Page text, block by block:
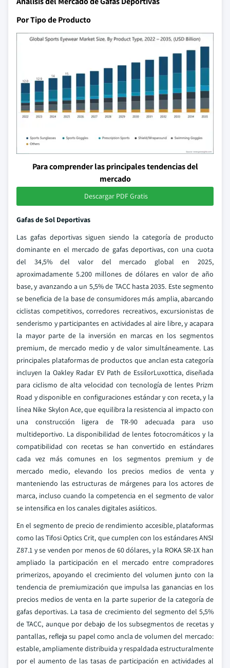
Por Tipo de Producto
Para comprender las principales tendencias del
mercado
Descargar PDF Gratis
Gafas de Sol Deportivas
Las gafas deportivas siguen siendo la categoría de producto
dominante en el mercado de gafas deportivas, con una cuota
del 34,5% del valor del mercado global en 2025,
aproximadamente 5.200 millones de dólares en valor de año
base, y avanzando a un 5,5% de TACC hasta 2035. Este segmento
se beneficia de la base de consumidores más amplia, abarcando
ciclistas competitivos, corredores recreativos, excursionistas de
senderismo y participantes en actividades al aire libre, y acapara
la mayor parte de la inversión en marcas en los segmentos
premium, de mercado medio y de valor simultáneamente. Las
principales plataformas de productos que anclan esta categoría
incluyen la Oakley Radar EV Path de EssilorLuxottica, diseñada
para ciclismo de alta velocidad con tecnología de lentes Prizm
Road y disponible en configuraciones estándar y con receta, y la
línea Nike Skylon Ace, que equilibra la resistencia al impacto con
una construcción ligera de TR-90 adecuada para uso
multideportivo. La disponibilidad de lentes fotocromáticos y la
compatibilidad con recetas se han convertido en estándares
cada vez más comunes en los segmentos premium y de
mercado medio, elevando los precios medios de venta y
manteniendo las estructuras de márgenes para los actores de
marca, incluso cuando la competencia en el segmento de valor
se intensifica en los canales digitales asiáticos.
En el segmento de precio de rendimiento accesible, plataformas
como las Tifosi Optics Crit, que cumplen con los estándares ANSI
Z87.1 y se venden por menos de 60 dólares, y la ROKA SR-1X han
ampliado la participación en el mercado entre compradores
primerizos, apoyando el crecimiento del volumen junto con la
tendencia de premiumización que impulsa las ganancias en los
precios medios de venta en la parte superior de la categoría de
gafas deportivas. La tasa de crecimiento del segmento del 5,5%
de TACC, aunque por debajo de los subsegmentos de recetas y
pantallas, refleja su papel como ancla de volumen del mercado:
estable, ampliamente distribuida y respaldada estructuralmente
por el aumento de las tasas de participación en actividades al